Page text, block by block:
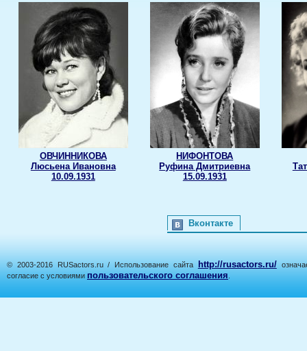
ОВЧИННИКОВА
Люсьена Ивановна
10.09.1931
НИФОНТОВА
Руфина Дмитриевна
15.09.1931
Вконтакте
© 2003-2016 RUSactors.ru / Использование сайта http://rusactors.ru/
согласие с условиями пользовательского соглашения